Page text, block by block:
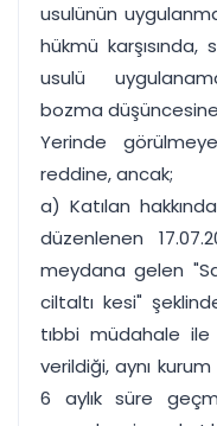
usulünün
hükmü karşısında,
usulü
bozma
Yerinde
reddine, ancak;
a) Katılan
düzenlenen
meydana gelen
ciltaltı kesi"
tıbbi müdahale
verildiği, aynı
6 aylık süre